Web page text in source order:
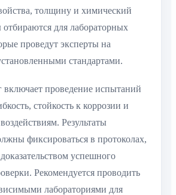
толщину и химический
отбираются для лабораторных
проведут эксперты на
стандартами.
проведение испытаний
стойкость к коррозии и
Результаты
фиксироваться в протоколах,
успешного
Рекомендуется проводить
лабораториями для